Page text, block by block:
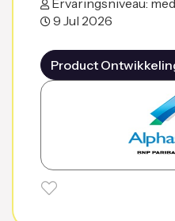
Ervaringsniveau:
9 Jul 2026
Product